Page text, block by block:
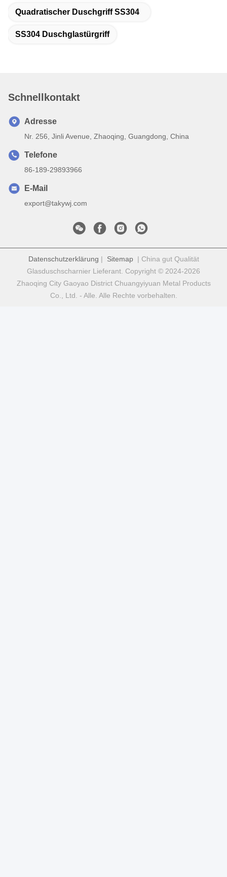
Quadratischer Duschgriff SS304
SS304 Duschglastürgriff
Schnellkontakt
Adresse
Nr. 256, Jinli Avenue, Zhaoqing, Guangdong, China
Telefone
86-189-29893966
E-Mail
export@takywj.com
Datenschutzerklärung | Sitemap| China gut Qualität
Glasduschscharnier Lieferant. Copyright © 2024-2026
Zhaoqing City Gaoyao District Chuangyiyuan Metal Products
Co., Ltd. - Alle. Alle Rechte vorbehalten.